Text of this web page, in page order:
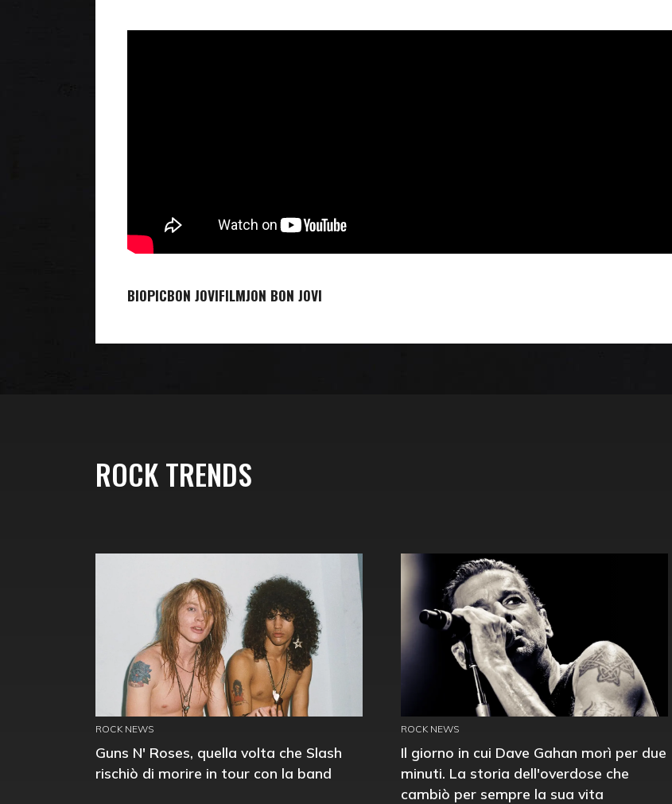
BIOPICBON JOVIFILMJON BON JOVI
ROCK TRENDS
ROCK NEWS
Guns N' Roses, quella volta che Slash
rischiò di morire in tour con la band
ROCK NEWS
Il giorno in cui Dave Gahan morì per due
minuti. La storia dell'overdose che
cambiò per sempre la sua vita